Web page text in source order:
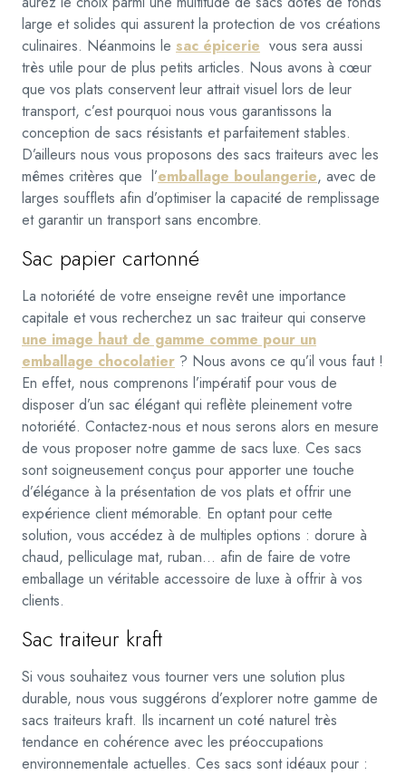
large et solides qui assurent la protection de vos créations
culinaires. Néanmoins le sac épicerie vous sera aussi
très utile pour de plus petits articles. Nous avons à cœur
que vos plats conservent leur attrait visuel lors de leur
transport, c’est pourquoi nous vous garantissons la
conception de sacs résistants et parfaitement stables.
D’ailleurs nous vous proposons des sacs traiteurs avec les
mêmes critères que l’emballage boulangerie, avec de
larges soufflets afin d’optimiser la capacité de remplissage
et garantir un transport sans encombre.
Sac papier cartonné
La notoriété de votre enseigne revêt une importance
capitale et vous recherchez un sac traiteur qui conserve
une image haut de gamme comme pour un
emballage chocolatier ? Nous avons ce qu’il vous faut !
En effet, nous comprenons l’impératif pour vous de
disposer d’un sac élégant qui reflète pleinement votre
notoriété. Contactez-nous et nous serons alors en mesure
de vous proposer notre gamme de sacs luxe. Ces sacs
sont soigneusement conçus pour apporter une touche
d’élégance à la présentation de vos plats et offrir une
expérience client mémorable. En optant pour cette
solution, vous accédez à de multiples options : dorure à
chaud, pelliculage mat, ruban… afin de faire de votre
emballage un véritable accessoire de luxe à offrir à vos
clients.
Sac traiteur kraft
Si vous souhaitez vous tourner vers une solution plus
durable, nous vous suggérons d’explorer notre gamme de
sacs traiteurs kraft. Ils incarnent un coté naturel très
tendance en cohérence avec les préoccupations
environnementale actuelles. Ces sacs sont idéaux pour :